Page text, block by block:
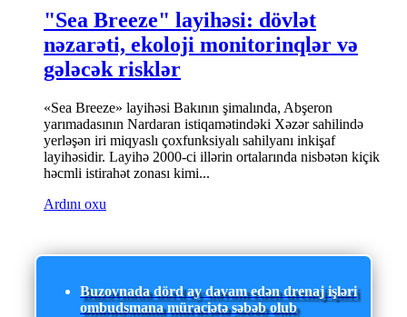
"Sea Breeze" layihəsi: dövlət
nəzarəti, ekoloji monitorinqlər və
gələcək risklər
«Sea Breeze» layihəsi Bakının şimalında, Abşeron
yarımadasının Nardaran istiqamətindəki Xəzər sahilində
yerləşən iri miqyaslı çoxfunksiyalı sahilyanı inkişaf
layihəsidir. Layihə 2000-ci illərin ortalarında nisbətən kiçik
həcmli istirahət zonası kimi...
Ardını oxu
Buzovnada dörd ay davam edən drenaj işləri
ombudsmana müraciətə səbəb olub